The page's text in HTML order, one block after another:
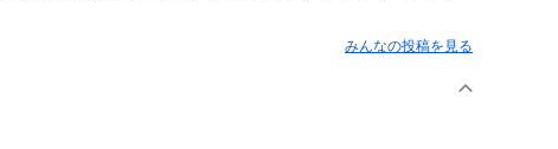
みんなの投稿を見る